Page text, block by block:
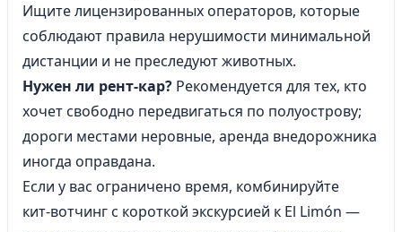
Ищите лицензированных операторов, которые
соблюдают правила нерушимости минимальной
дистанции и не преследуют животных.
Нужен ли рент‑кар? Рекомендуется для тех, кто
хочет свободно передвигаться по полуострову;
дороги местами неровные, аренда внедорожника
иногда оправдана.
Если у вас ограничено время, комбинируйте
кит‑вотчинг с короткой экскурсией к El Limón —